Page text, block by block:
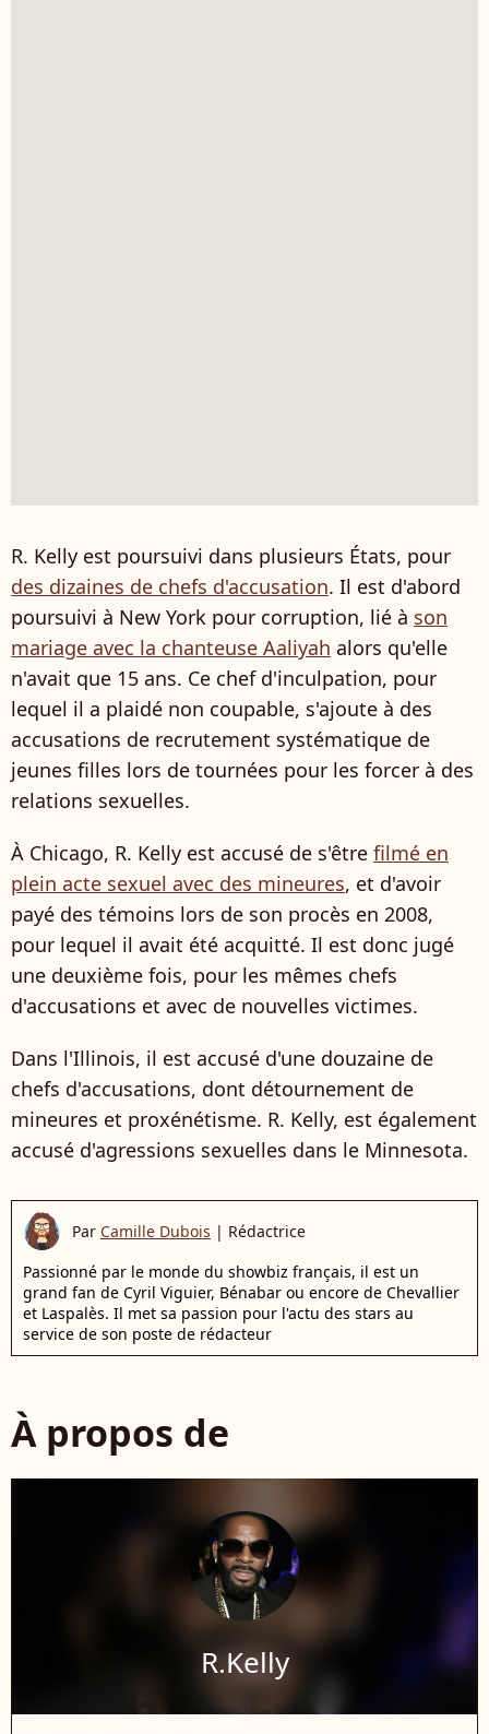
R. Kelly est poursuivi dans plusieurs États, pour
des dizaines de chefs d'accusation. Il est d'abord
poursuivi à New York pour corruption, lié à son
mariage avec la chanteuse Aaliyah alors qu'elle
n'avait que 15 ans. Ce chef d'inculpation, pour
lequel il a plaidé non coupable, s'ajoute à des
accusations de recrutement systématique de
jeunes filles lors de tournées pour les forcer à des
relations sexuelles.
À Chicago, R. Kelly est accusé de s'être filmé en
plein acte sexuel avec des mineures, et d'avoir
payé des témoins lors de son procès en 2008,
pour lequel il avait été acquitté. Il est donc jugé
une deuxième fois, pour les mêmes chefs
d'accusations et avec de nouvelles victimes.
Dans l'Illinois, il est accusé d'une douzaine de
chefs d'accusations, dont détournement de
mineures et proxénétisme. R. Kelly, est également
accusé d'agressions sexuelles dans le Minnesota.
Par Camille Dubois | Rédactrice
Passionné par le monde du showbiz français, il est un
grand fan de Cyril Viguier, Bénabar ou encore de Chevallier
et Laspalès. Il met sa passion pour l'actu des stars au
service de son poste de rédacteur
À propos de
R.Kelly